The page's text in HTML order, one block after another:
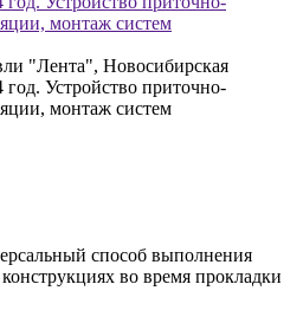
монтаж систем
"Лента", Новосибирская
год. Устройство приточно-
монтаж систем
способ выполнения
во время прокладки